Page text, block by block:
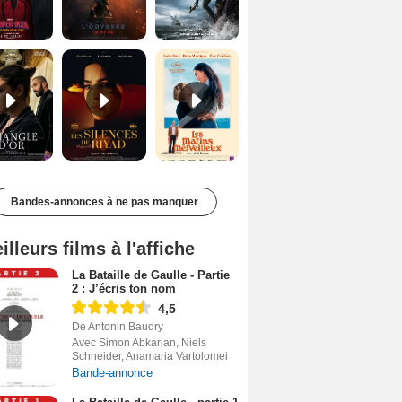
Les Silences de Riyad Bande-annonce VO STFR Les Matins merveilleux Bande-annonce VF
Bandes-annonces à ne pas manquer
films à l'affiche
La Bataille de Gaulle - Partie
2 : J’écris ton nom
4,5
De Antonin Baudry
Avec Simon Abkarian, Niels
Schneider, Anamaria Vartolomei
Bande-annonce